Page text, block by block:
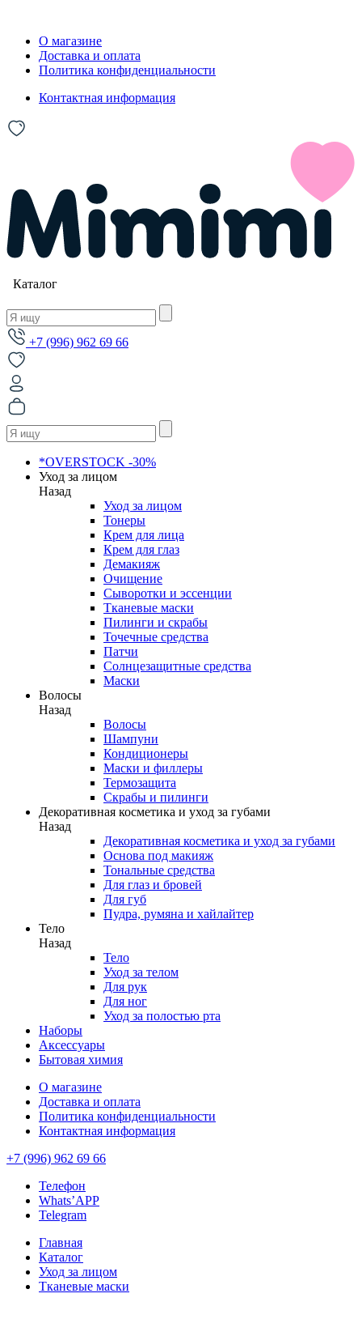
О магазине
Доставка и оплата
Политика конфиденциальности
Контактная информация
Каталог
+7 (996) 962 69 66
*OVERSTOCK -30%
Уход за лицом
Назад
Уход за лицом
Тонеры
Крем для лица
Крем для глаз
Демакияж
Очищение
Сыворотки и эссенции
Тканевые маски
Пилинги и скрабы
Точечные средства
Патчи
Солнцезащитные средства
Маски
Волосы
Назад
Волосы
Шампуни
Кондиционеры
Маски и филлеры
Термозащита
Скрабы и пилинги
Декоративная косметика и уход за губами
Назад
Декоративная косметика и уход за губами
Основа под макияж
Тональные средства
Для глаз и бровей
Для губ
Пудра, румяна и хайлайтер
Тело
Назад
Тело
Уход за телом
Для рук
Для ног
Уход за полостью рта
Наборы
Аксессуары
Бытовая химия
О магазине
Доставка и оплата
Политика конфиденциальности
Контактная информация
+7 (996) 962 69 66
Телефон
Whats’APP
Telegram
Главная
Каталог
Уход за лицом
Тканевые маски